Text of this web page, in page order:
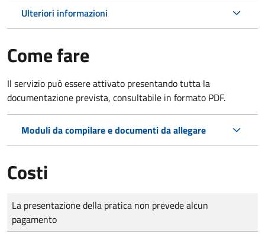
Ulteriori informazioni
Come fare
Il servizio può essere attivato presentando tutta la
documentazione prevista, consultabile in formato PDF.
Moduli da compilare e documenti da allegare
Costi
Tipo di pagamento
Importo
La presentazione della pratica non prevede alcun
pagamento